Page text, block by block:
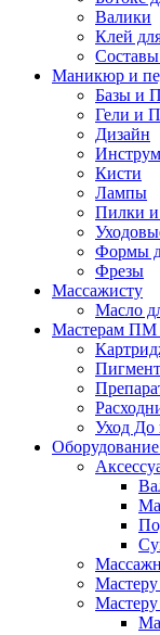
Валики
Клей
Маникюр и
Базы и
Гели и
Дизайн
Кисти
Лампы
Пилки
Формы
Фрезы
Массажисту
Масло
Мастерам ПМ
Уход
Мастеру